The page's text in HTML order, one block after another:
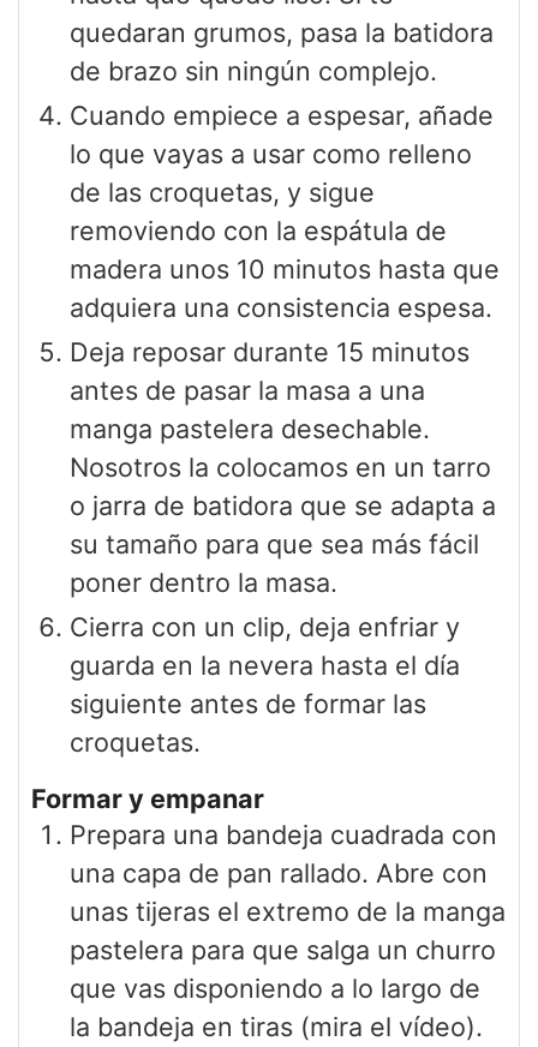
quedaran grumos, pasa la batidora
de brazo sin ningún complejo.
Cuando empiece a espesar, añade
lo que vayas a usar como relleno
de las croquetas, y sigue
removiendo con la espátula de
madera unos 10 minutos hasta que
adquiera una consistencia espesa.
Deja reposar durante 15 minutos
antes de pasar la masa a una
manga pastelera desechable.
Nosotros la colocamos en un tarro
o jarra de batidora que se adapta a
su tamaño para que sea más fácil
poner dentro la masa.
Cierra con un clip, deja enfriar y
guarda en la nevera hasta el día
siguiente antes de formar las
croquetas.
Formar y empanar
Prepara una bandeja cuadrada con
una capa de pan rallado. Abre con
unas tijeras el extremo de la manga
pastelera para que salga un churro
que vas disponiendo a lo largo de
la bandeja en tiras (mira el vídeo).